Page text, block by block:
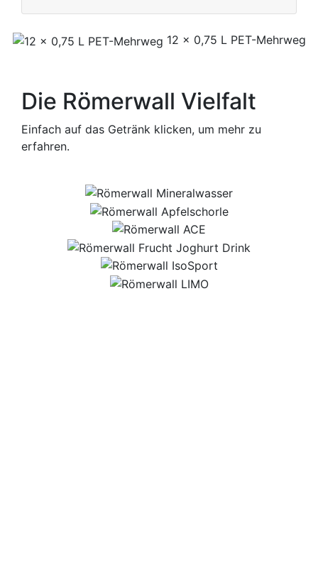
12 x 0,75 L PET-Mehrweg
Die Römerwall Vielfalt
Einfach auf das Getränk klicken, um mehr zu
erfahren.